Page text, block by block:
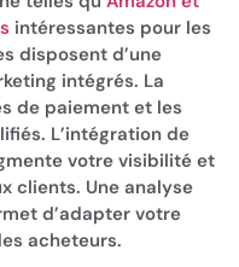
intéressantes pour les
disposent d’une
intégrés. La
de paiement et les
L’intégration de
votre visibilité et
clients. Une analyse
d’adapter votre
acheteurs.